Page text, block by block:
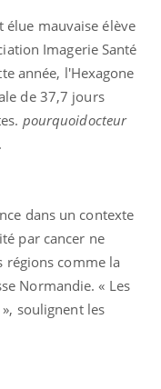
élue mauvaise élève
Imagerie Santé
année, l'Hexagone
de 37,7 jours
pourquoidocteur
dans un contexte
par cancer ne
régions comme la
Normandie. « Les
soulignent les
mentale : et si on
Youtube
dans le diabète de type 2